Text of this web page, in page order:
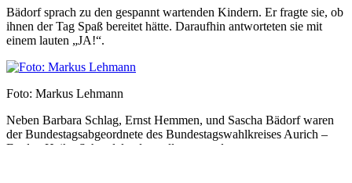
Bädorf sprach zu den gespannt wartenden Kindern. Er fragte sie, ob
ihnen der Tag Spaß bereitet hätte. Daraufhin antworteten sie mit
einem lauten „JA!“.
Foto: Markus Lehmann
Neben Barbara Schlag, Ernst Hemmen, und Sascha Bädorf waren
der Bundestagsabgeordnete des Bundestagswahlkreises Aurich –
Emden Heiko Schmelzle, der stellvertretende